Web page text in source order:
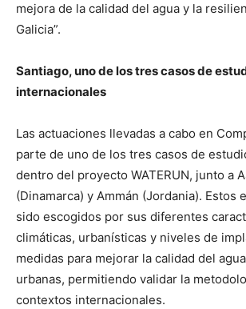
mejora de la calidad del agua y la
Galicia”.
Santiago, uno de los tres casos de
internacionales
Las actuaciones llevadas a cabo en
parte de uno de los tres casos de
dentro del proyecto WATERUN, junto a
(Dinamarca) y Ammán (Jordania). Estos
sido escogidos por sus diferentes
climáticas, urbanísticas y niveles de
medidas para mejorar la calidad del
urbanas, permitiendo validar la
contextos internacionales.